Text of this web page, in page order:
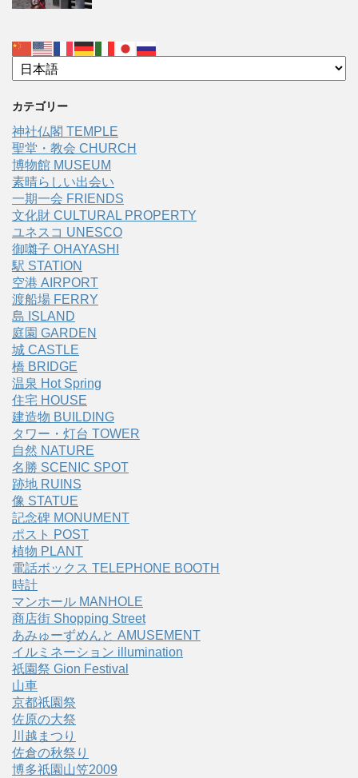
カテゴリー
神社仏閣 TEMPLE
聖堂・教会 CHURCH
博物館 MUSEUM
素晴らしい出会い
一期一会 FRIENDS
文化財 CULTURAL PROPERTY
ユネスコ UNESCO
御囃子 OHAYASHI
駅 STATION
空港 AIRPORT
渡船場 FERRY
島 ISLAND
庭園 GARDEN
城 CASTLE
橋 BRIDGE
温泉 Hot Spring
住宅 HOUSE
建造物 BUILDING
タワー・灯台 TOWER
自然 NATURE
名勝 SCENIC SPOT
跡地 RUINS
像 STATUE
記念碑 MONUMENT
ポスト POST
植物 PLANT
電話ボックス TELEPHONE BOOTH
時計
マンホール MANHOLE
商店街 Shopping Street
あみゅーずめんと AMUSEMENT
イルミネーション illumination
祇園祭 Gion Festival
山車
京都祇園祭
佐原の大祭
川越まつり
佐倉の秋祭り
博多祇園山笠2009